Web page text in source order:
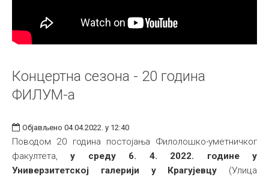
Концертна сезона - 20 година
ФИЛУМ-а
Објављено 04.04.2022. у 12:40
Поводом 20 година постојања Филолошко-уметничког
факултета,у среду 6. 4. 2022. године у
Универзитетској галерији у Крагујевцу (Улица